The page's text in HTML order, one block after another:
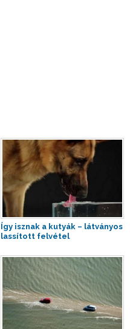
Így isznak a kutyák – látványos
lassított felvétel